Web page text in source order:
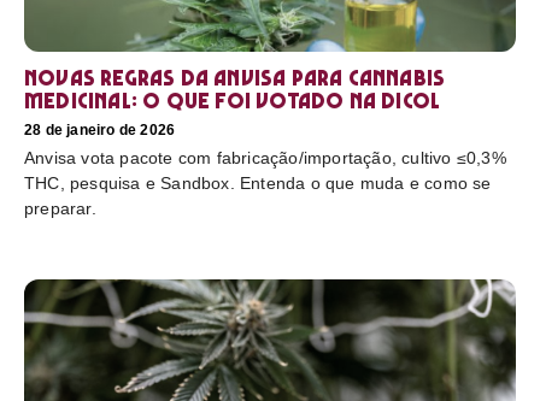
Novas regras da Anvisa para cannabis
medicinal: o que foi votado na Dicol
28 de janeiro de 2026
Anvisa vota pacote com fabricação/importação, cultivo ≤0,3%
THC, pesquisa e Sandbox. Entenda o que muda e como se
preparar.